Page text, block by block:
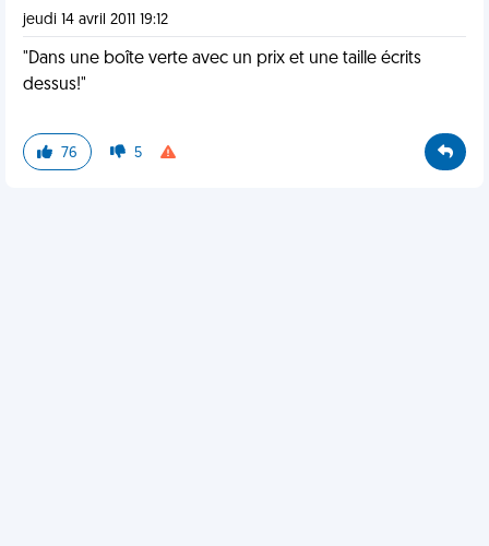
jeudi 14 avril 2011 19:12
"Dans une boîte verte avec un prix et une taille écrits
dessus!"
76 5